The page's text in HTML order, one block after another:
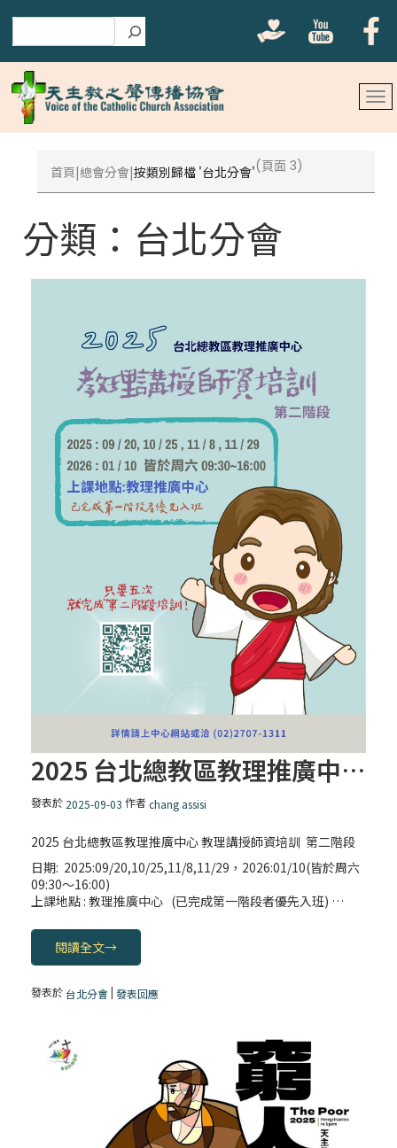
首頁 總會分會 按類別歸檔 '台北分會'(頁面 3)
分類： 台北分會
2025 台北總教區教理推廣中心 教理講授師資培訓 第二階段
發表於 2025-09-03 作者chang assisi
2025 台北總教區教理推廣中心 教理講授師資培訓 第二階段
日期: 2025:09/20,10/25,11/8,11/29，2026:01/10(皆於周六
09:30〜16:00)
上課地點 : 教理推廣中心 (已完成第一階段者優先入班) …
閱讀全文→
發表於 台北分會|發表回應